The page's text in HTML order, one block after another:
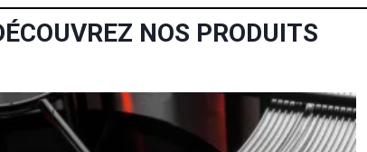
plus ! »
NOS PRODUITS